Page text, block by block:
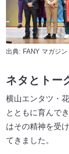
出典: FANY マガジン
ネタとトー
横山エンタツ・
とともに育んで
はその精神を受
てきました。